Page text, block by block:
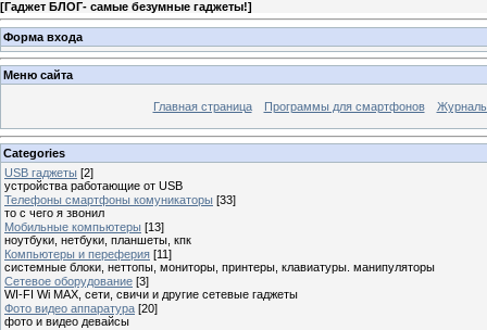
[Гаджет БЛОГ- самые безумные гаджеты!]
Форма входа
Меню сайта
Главная страница Программы для смартфонов
Categories
USB гаджеты [2]
устройства работающие от USB
Телефоны смартфоны комуникаторы [33]
то с чего я звонил
Мобильные компьютеры [13]
ноутбуки, нетбуки, планшеты, кпк
Компьютеры и переферия [11]
системные блоки, неттопы, мониторы, принтеры, клавиатуры. манипуляторы
Сетевое оборудование [3]
WI-FI Wi MAX, сети, свичи и другие сетевые гаджеты
Фото видео аппаратура [20]
фото и видео девайсы